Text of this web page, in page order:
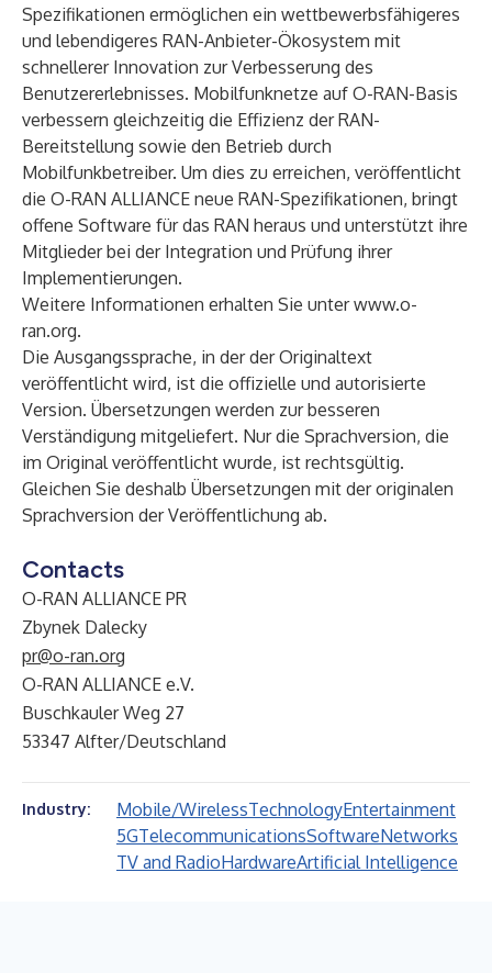
Spezifikationen ermöglichen ein wettbewerbsfähigeres
und lebendigeres RAN-Anbieter-Ökosystem mit
schnellerer Innovation zur Verbesserung des
Benutzererlebnisses. Mobilfunknetze auf O-RAN-Basis
verbessern gleichzeitig die Effizienz der RAN-
Bereitstellung sowie den Betrieb durch
Mobilfunkbetreiber. Um dies zu erreichen, veröffentlicht
die O-RAN ALLIANCE neue RAN-Spezifikationen, bringt
offene Software für das RAN heraus und unterstützt ihre
Mitglieder bei der Integration und Prüfung ihrer
Implementierungen.
Weitere Informationen erhalten Sie unterwww.o-
ran.org.
Die Ausgangssprache, in der der Originaltext
veröffentlicht wird, ist die offizielle und autorisierte
Version. Übersetzungen werden zur besseren
Verständigung mitgeliefert. Nur die Sprachversion, die
im Original veröffentlicht wurde, ist rechtsgültig.
Gleichen Sie deshalb Übersetzungen mit der originalen
Sprachversion der Veröffentlichung ab.
Contacts
O-RAN ALLIANCE PR
Zbynek Dalecky
pr@o-ran.org
O-RAN ALLIANCE e.V.
Buschkauler Weg 27
53347 Alfter/Deutschland
Industry: Mobile/WirelessTechnologyEntertainment
5GTelecommunicationsSoftwareNetworks
TV and RadioHardwareArtificial Intelligence